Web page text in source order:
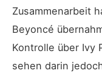
Zusammenarbeit
Beyoncé
Kontrolle über Ivy
sehen darin